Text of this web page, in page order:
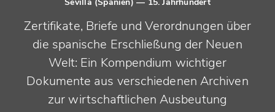
Zertifikate, Briefe und Verordnungen über
die spanische Erschließung der Neuen
Welt: Ein Kompendium wichtiger
Dokumente aus verschiedenen Archiven
zur wirtschaftlichen Ausbeutung